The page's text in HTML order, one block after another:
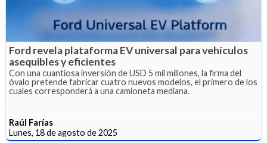
Ford revela plataforma EV universal para vehículos
asequibles y eficientes
Con una cuantiosa inversión de USD 5 mil millones, la firma del
óvalo pretende fabricar cuatro nuevos modelos, el primero de los
cuales corresponderá a una camioneta mediana.
Raúl Farías
Lunes, 18 de agosto de 2025